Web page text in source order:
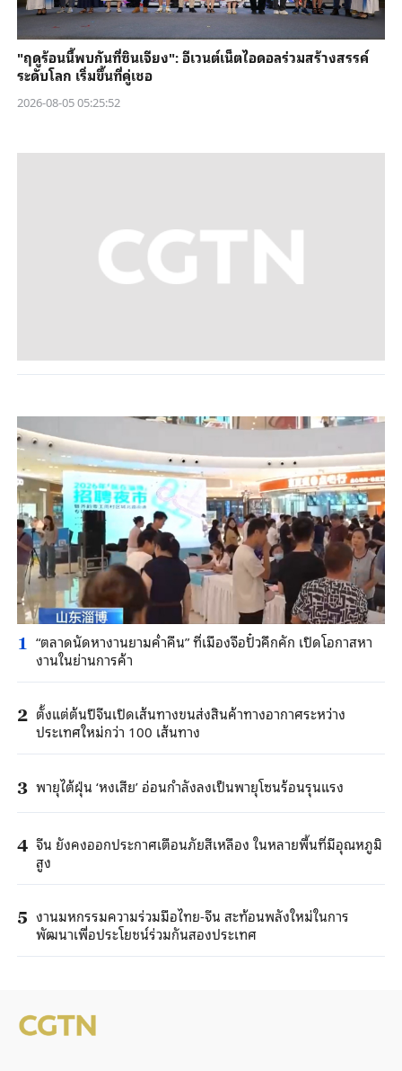
"ฤดูร้อนนี้พบกันที่ซินเจียง": อีเวนต์เน็ตไอดอลร่วมสร้างสรรค์
ระดับโลก เริ่มขึ้นที่คู่เชอ
2026-08-05 05:25:52
1 “ตลาดนัดหางานยามค่ำคืน” ที่เมืองจือปั๋วคึกคัก เปิดโอกาสหา
งานในย่านการค้า
2 ตั้งแต่ต้นปีจีนเปิดเส้นทางขนส่งสินค้าทางอากาศระหว่าง
ประเทศใหม่กว่า 100 เส้นทาง
3 พายุไต้ฝุ่น ‘หงเสีย’ อ่อนกำลังลงเป็นพายุโซนร้อนรุนแรง
4 จีน ยังคงออกประกาศเตือนภัยสีเหลือง ในหลายพื้นที่มีอุณหภูมิ
สูง
5 งานมหกรรมความร่วมมือไทย-จีน สะท้อนพลังใหม่ในการ
พัฒนาเพื่อประโยชน์ร่วมกันสองประเทศ